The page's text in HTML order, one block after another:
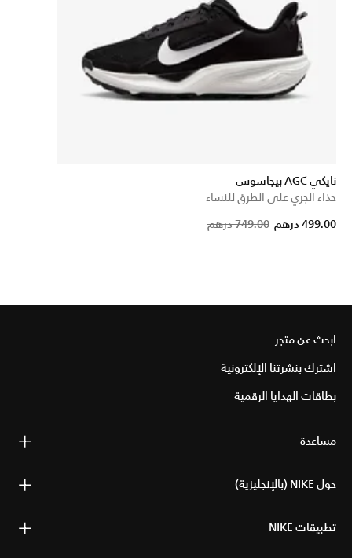
نايكي AGC بيجاسوس
حذاء الجري على الطرق للنساء
Price
749.00 درهم 499.00 درهم
ابحث عن متجر
اشترك بنشرتنا الإلكترونية
بطاقات الهدايا الرقمية
مساعدة
حول NIKE (بالإنجليزية)
تطبيقات NIKE